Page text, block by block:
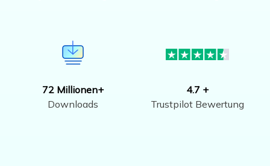
72 Millionen+
Downloads
4.7 +
Trustpilot Bewertung